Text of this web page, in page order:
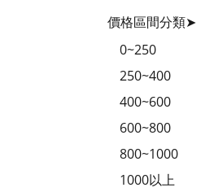
價格區間分類➤
0~250
250~400
400~600
600~800
800~1000
1000以上